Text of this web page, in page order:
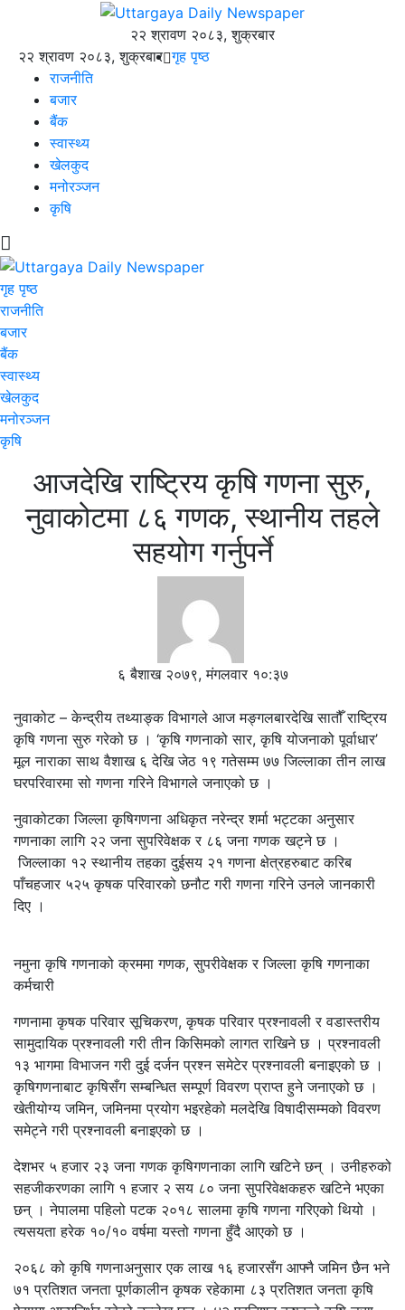
२२ श्रावण २०८३, शुक्रबार
२२ श्रावण २०८३, शुक्रबार गृह पृष्ठ
राजनीति
बजार
बैंक
स्वास्थ्य
खेलकुद
मनोरञ्जन
कृषि
गृह पृष्ठ
राजनीति
बजार
बैंक
स्वास्थ्य
खेलकुद
मनोरञ्जन
कृषि
आजदेखि राष्ट्रिय कृषि गणना सुरु,
नुवाकोटमा ८६ गणक, स्थानीय तहले
सहयोग गर्नुपर्ने
६ बैशाख २०७९, मंगलवार १०:३७
नुवाकोट – केन्द्रीय तथ्याङ्क विभागले आज मङ्गलबारदेखि सातौँ राष्ट्रिय
कृषि गणना सुरु गरेको छ । ‘कृषि गणनाको सार, कृषि योजनाको पूर्वाधार’
मूल नाराका साथ वैशाख ६ देखि जेठ १९ गतेसम्म ७७ जिल्लाका तीन लाख
घरपरिवारमा सो गणना गरिने विभागले जनाएको छ ।
नुवाकोटका जिल्ला कृषिगणना अधिकृत नरेन्द्र शर्मा भट्टका अनुसार
गणनाका लागि २२ जना सुपरिवेक्षक र ८६ जना गणक खट्ने छ ।
जिल्लाका १२ स्थानीय तहका दुईसय २१ गणना क्षेत्रहरुबाट करिब
पाँचहजार ५२५ कृषक परिवारको छनौट गरी गणना गरिने उनले जानकारी
दिए ।
नमुना कृषि गणनाको क्रममा गणक, सुपरीवेक्षक र जिल्ला कृषि गणनाका
कर्मचारी
गणनामा कृषक परिवार सूचिकरण, कृषक परिवार प्रश्नावली र वडास्तरीय
सामुदायिक प्रश्नावली गरी तीन किसिमको लागत राखिने छ । प्रश्नावली
१३ भागमा विभाजन गरी दुई दर्जन प्रश्न समेटेर प्रश्नावली बनाइएको छ ।
कृषिगणनाबाट कृषिसँग सम्बन्धित सम्पूर्ण विवरण प्राप्त हुने जनाएको छ ।
खेतीयोग्य जमिन, जमिनमा प्रयोग भइरहेको मलदेखि विषादीसम्मको विवरण
समेट्ने गरी प्रश्नावली बनाइएको छ ।
देशभर ५ हजार २३ जना गणक कृषिगणनाका लागि खटिने छन् । उनीहरुको
सहजीकरणका लागि १ हजार २ सय ८० जना सुपरिवेक्षकहरु खटिने भएका
छन् । नेपालमा पहिलो पटक २०१८ सालमा कृषि गणना गरिएको थियो ।
त्यसयता हरेक १०/१० वर्षमा यस्तो गणना हुँदै आएको छ ।
२०६८ को कृषि गणनाअनुसार एक लाख १६ हजारसँग आफ्नै जमिन छैन भने
७१ प्रतिशत जनता पूर्णकालीन कृषक रहेकामा ८३ प्रतिशत जनता कृषि